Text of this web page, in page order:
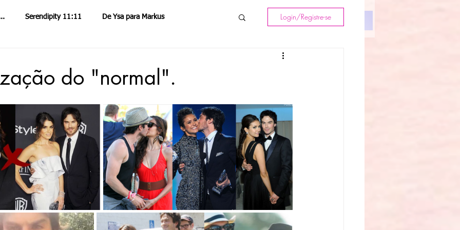
Mentores Serendipity Textos Contato
Serendipity 11:11 De Ysa para Markus
Markus Toledo Ysa & Markus
Login/Registre-se
do "normal".